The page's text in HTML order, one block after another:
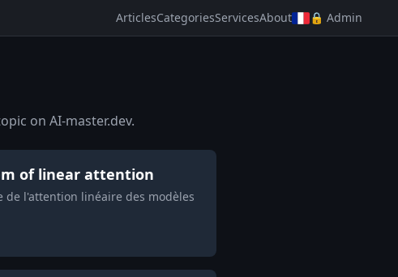
ArticlesCategoriesServicesAbout 🔒 Admin
on AI-master.dev.
of linear attention
de l'attention linéaire des modèles